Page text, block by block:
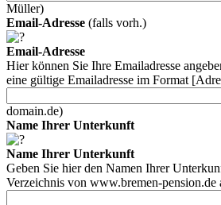
Müller)
Email-Adresse (falls vorh.)
Email-Adresse
Hier können Sie Ihre Emailadresse
eine gültige Emailadresse im Format
domain.de)
Name Ihrer Unterkunft
Name Ihrer Unterkunft
Geben Sie hier den Namen Ihrer
Verzeichnis von www.bremen-pension.de